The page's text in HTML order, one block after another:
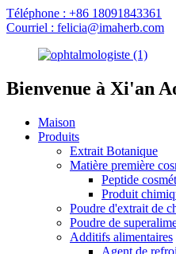
Téléphone : +86 18091843361
Courriel : felicia@imaherb.com
Bienvenue à Xi'an
Maison
Produits
Extrait Botanique
Matière première
Peptide
Produit
Poudre d'extrait de
Poudre de
Additifs alimentaires
Agent de